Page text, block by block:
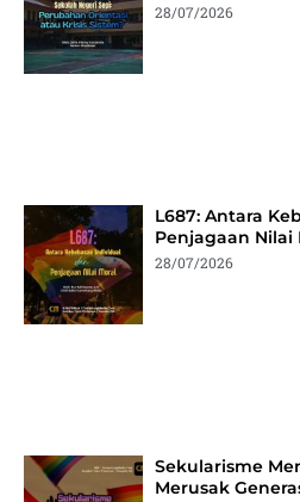
28/07/2026
L687: Antara
Penjagaan Nilai
28/07/2026
Sekularisme
Merusak